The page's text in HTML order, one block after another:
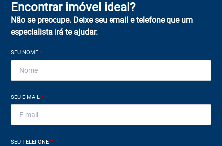
Encontrar imóvel ideal?
Não se preocupe. Deixe seu email e telefone que um
especialista irá te ajudar.
SEU NOME*
SEU E-MAIL*
SEU TELEFONE*